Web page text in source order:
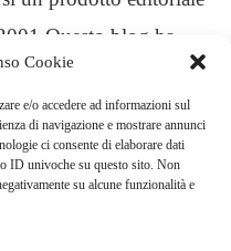
Cookie
e/o accedere ad informazioni sul
di navigazione e mostrare annunci
ci consente di elaborare dati
ID univoche su questo sito. Non
su alcune funzionalità e
Questo blog ha
intento infrangere